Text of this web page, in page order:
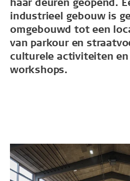
industrieel gebouw is
omgebouwd tot een
van parkour en
culturele activiteiten
workshops.